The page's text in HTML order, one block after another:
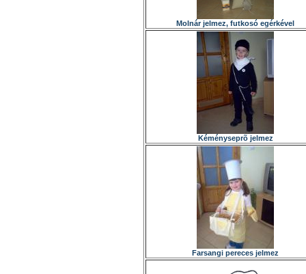
Molnár jelmez, futkosó egérkével
Kéményseprõ jelmez
Farsangi pereces jelmez